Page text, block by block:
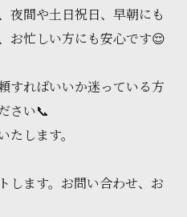
夜間や土日祝日、早朝にも
お忙しい方にも安心です😌
すればいいか迷っている方
さい📞
します。
します。お問い合わせ、お